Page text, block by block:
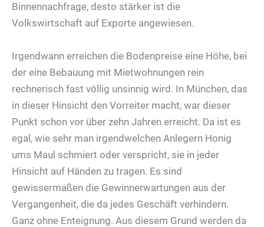
Binnennachfrage, desto stärker ist die
Volkswirtschaft auf Exporte angewiesen.
Irgendwann erreichen die Bodenpreise eine Höhe, bei
der eine Bebauung mit Mietwohnungen rein
rechnerisch fast völlig unsinnig wird. In München, das
in dieser Hinsicht den Vorreiter macht, war dieser
Punkt schon vor über zehn Jahren erreicht. Da ist es
egal, wie sehr man irgendwelchen Anlegern Honig
ums Maul schmiert oder verspricht, sie in jeder
Hinsicht auf Händen zu tragen. Es sind
gewissermaßen die Gewinnerwartungen aus der
Vergangenheit, die da jedes Geschäft verhindern.
Ganz ohne Enteignung. Aus diesem Grund werden da